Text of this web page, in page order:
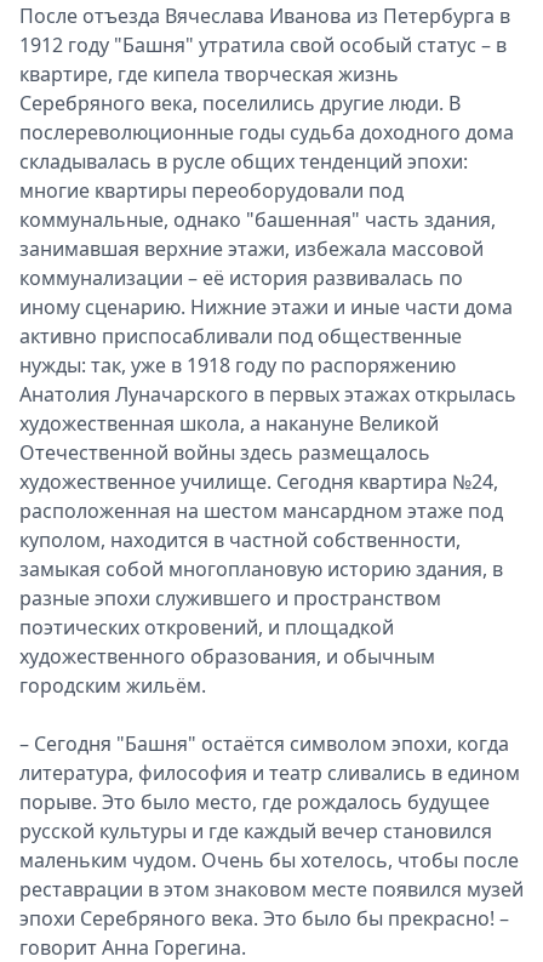
После отъезда Вячеслава Иванова из Петербурга в
1912 году "Башня" утратила свой особый статус – в
квартире, где кипела творческая жизнь
Серебряного века, поселились другие люди. В
послереволюционные годы судьба доходного дома
складывалась в русле общих тенденций эпохи:
многие квартиры переоборудовали под
коммунальные, однако "башенная" часть здания,
занимавшая верхние этажи, избежала массовой
коммунализации – её история развивалась по
иному сценарию. Нижние этажи и иные части дома
активно приспосабливали под общественные
нужды: так, уже в 1918 году по распоряжению
Анатолия Луначарского в первых этажах открылась
художественная школа, а накануне Великой
Отечественной войны здесь размещалось
художественное училище. Сегодня квартира №24,
расположенная на шестом мансардном этаже под
куполом, находится в частной собственности,
замыкая собой многоплановую историю здания, в
разные эпохи служившего и пространством
поэтических откровений, и площадкой
художественного образования, и обычным
городским жильём.
– Сегодня "Башня" остаётся символом эпохи, когда
литература, философия и театр сливались в едином
порыве. Это было место, где рождалось будущее
русской культуры и где каждый вечер становился
маленьким чудом. Очень бы хотелось, чтобы после
реставрации в этом знаковом месте появился музей
эпохи Серебряного века. Это было бы прекрасно! –
говорит Анна Горегина.